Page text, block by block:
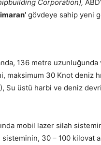
Corporation),
gövdeye sahip yeni
136 metre uzunluğunda
maksimum 30 Knot deniz
Su üstü harbi ve deniz
mobil lazer silah
30 – 100 kilovat